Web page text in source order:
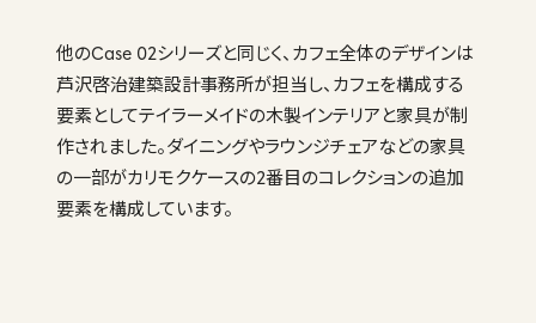
他のCase 02シリーズと同じく、カフェ全体のデザインは
芦沢啓治建築設計事務所が担当し、カフェを構成する
要素としてテイラーメイドの木製インテリアと家具が制
作されました。ダイニングやラウンジチェアなどの家具
の一部がカリモクケースの2番目のコレクションの追加
要素を構成しています。